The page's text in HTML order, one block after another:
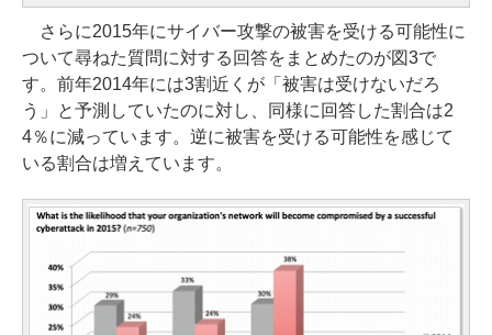
さらに2015年にサイバー攻撃の被害を受ける可能性に
ついて尋ねた質問に対する回答をまとめたのが図3で
す。前年2014年には3割近くが「被害は受けないだろ
う」と予測していたのに対し、同様に回答した割合は2
4％に減っています。逆に被害を受ける可能性を感じて
いる割合は増えています。